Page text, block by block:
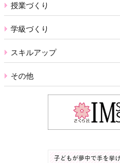
授業づくり
学級づくり
スキルアップ
その他